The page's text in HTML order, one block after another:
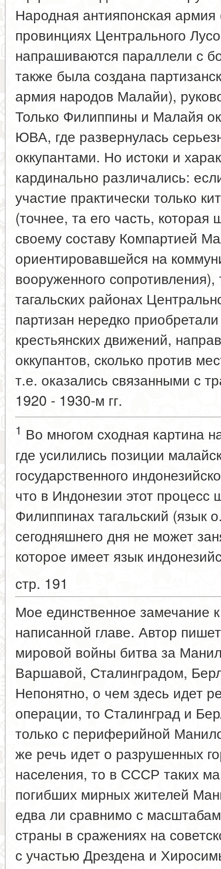
Народная антияпонская армия
провинциях Центрального
напрашиваются параллели с
также была создана
армия народов Малайи),
Только Филиппины и Малайя
ЮВА, где развернулась
оккупантами. Но истоки и
кардинально различались:
участие практически только
(точнее, та его часть, которая
своему составу Компартией
ориентировавшейся на
вооруженного
тагальских районах
партизан нередко
крестьянских движений,
оккупантов, сколько против
т.е. оказались связанными с
1920 - 1930-м гг.
1 Во многом сходная картина
где усилились позиции
государственного
что в Индонезии этот процесс
Филиппинах тагальский (язык
сегодняшнего дня не может
которое имеет язык
стр. 191
Мое единственное замечание
написанной главе. Автор
мировой войны битва за
Варшавой, Сталинградом,
Непонятно, о чем здесь идет
операции, то Сталинград и
только с периферийной
же речь идет о разрушенных
населения, то в СССР таких
погибших мирных жителей
едва ли сравнимо с
страны в сражениях на
с участью Дрездена и